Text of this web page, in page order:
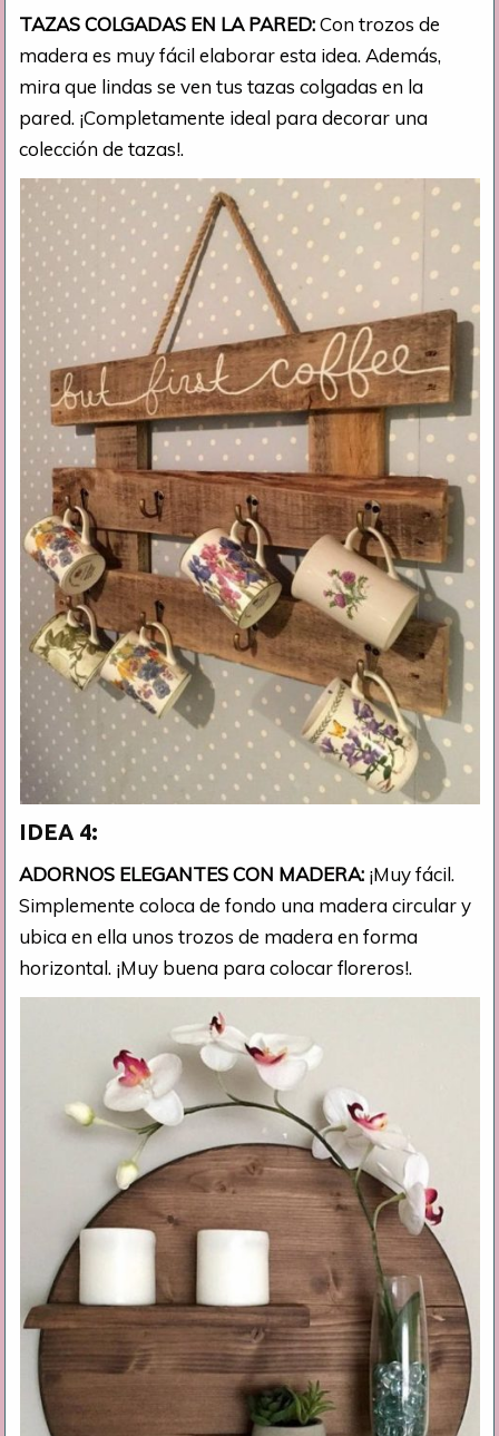
TAZAS COLGADAS EN LA PARED:Con trozos de
madera es muy fácil elaborar esta idea. Además,
mira que lindas se ven tus tazas colgadas en la
pared. ¡Completamente ideal para decorar una
colección de tazas!.
IDEA 4:
ADORNOS ELEGANTES CON MADERA: ¡Muy fácil.
Simplemente coloca de fondo una madera circular y
ubica en ella unos trozos de madera en forma
horizontal. ¡Muy buena para colocar floreros!.